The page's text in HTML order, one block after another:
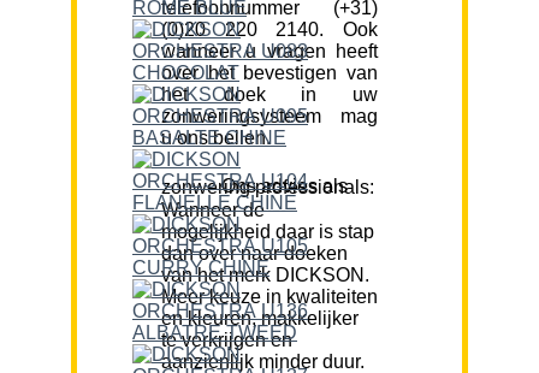
telefoonnummer (+31)
(0)20 220 2140. Ook
wanneer u vragen heeft
over het bevestigen van
het doek in uw
zonweringsysteem mag
u ons bellen.
Ons advies als zonwering professionals:
Wanneer de
mogelijkheid daar is stap
dan over naar doeken
van het merk DICKSON.
Meer keuze in kwaliteiten
en kleuren, makkelijker
te verkrijgen en
aanzienlijk minder duur.